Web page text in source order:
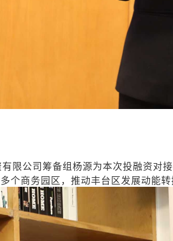
限公司筹备组杨源为本次投融资对
个商务园区，推动丰台区发展动能